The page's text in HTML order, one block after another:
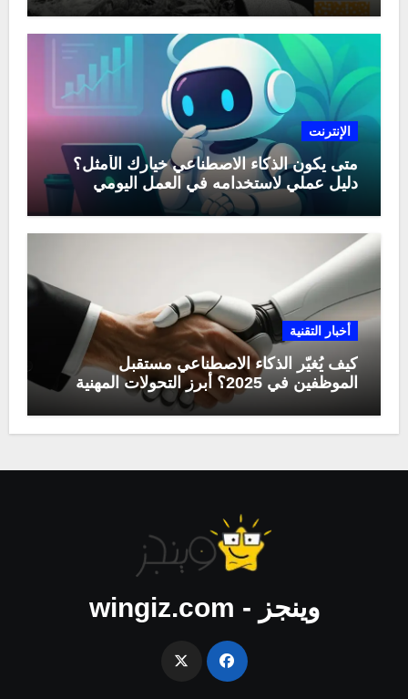
الإنترنت
متى يكون الذكاء الاصطناعي خيارك الأمثل؟
دليل عملي لاستخدامه في العمل اليومي
أخبار التقنية
كيف يُغيّر الذكاء الاصطناعي مستقبل
الموظفين في 2025؟ أبرز التحولات المهنية
وينجز - wingiz.com